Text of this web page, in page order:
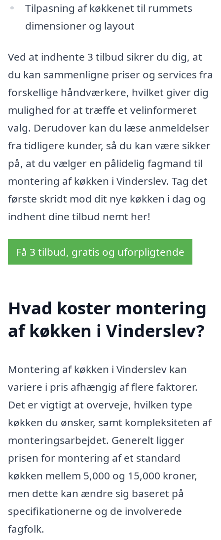
Tilpasning af køkkenet til rummets
dimensioner og layout
Ved at indhente 3 tilbud sikrer du dig, at
du kan sammenligne priser og services fra
forskellige håndværkere, hvilket giver dig
mulighed for at træffe et velinformeret
valg. Derudover kan du læse anmeldelser
fra tidligere kunder, så du kan være sikker
på, at du vælger en pålidelig fagmand til
montering af køkken i Vinderslev. Tag det
første skridt mod dit nye køkken i dag og
indhent dine tilbud nemt her!
Få 3 tilbud, gratis og uforpligtende
Hvad koster montering
af køkken i Vinderslev?
Montering af køkken i Vinderslev kan
variere i pris afhængig af flere faktorer.
Det er vigtigt at overveje, hvilken type
køkken du ønsker, samt kompleksiteten af
monteringsarbejdet. Generelt ligger
prisen for montering af et standard
køkken mellem 5,000 og 15,000 kroner,
men dette kan ændre sig baseret på
specifikationerne og de involverede
fagfolk.